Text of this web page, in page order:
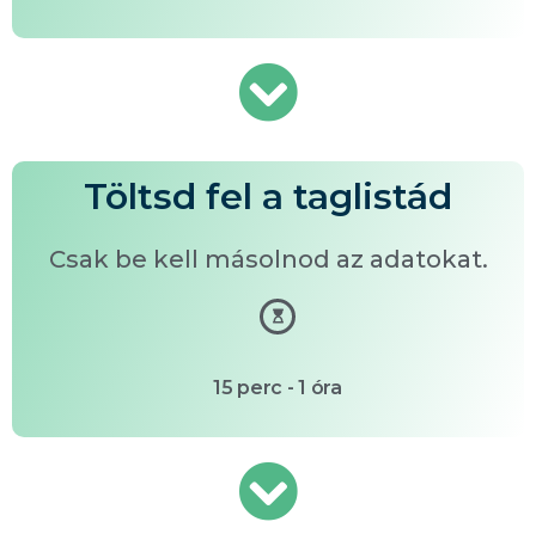
Töltsd fel a taglistád
Csak be kell másolnod az adatokat.
15 perc - 1 óra​